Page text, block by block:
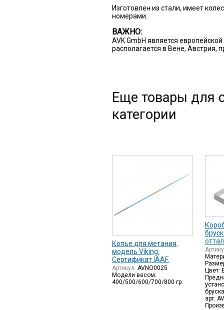
Изготовлен из стали, имеет
номерами.
ВАЖНО:
AVK GmbH является
располагается в Вене, Австрия,
Еще товары для
категории
Копье для метания,
модель Viking.
Сертификат IAAF.
Артикул: AVNO0025
Модели весом:
400/500/600/700/800 гр.
Цвет:
арт.